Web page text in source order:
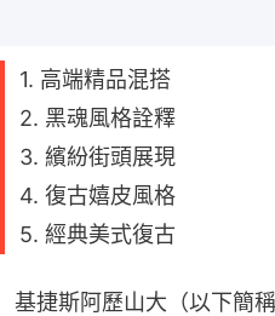
1. 高端精品混搭
2. 黑魂風格詮釋
3. 繽紛街頭展現
4. 復古嬉皮風格
5. 經典美式復古
基捷斯阿歷山大（以下簡